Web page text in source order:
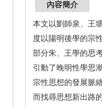
內容簡介
本文以劉師泉、王
度以陽明後學的宗
部分朱、王學的思
引動了晚明性學思
宗性思想的發展脈
而找尋思想新出路